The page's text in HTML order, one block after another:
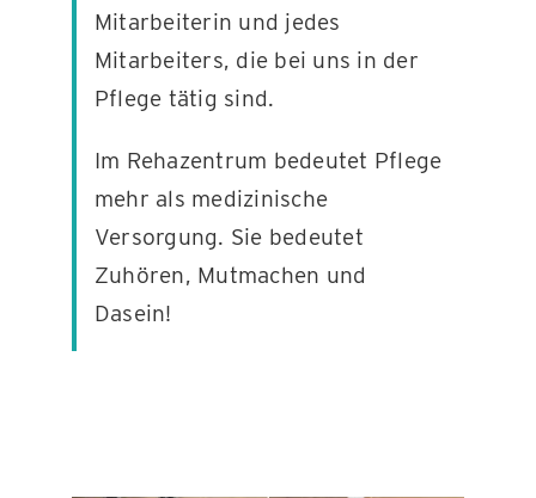
Mitarbeiterin und jedes
Mitarbeiters, die bei uns in der
Pflege tätig sind.
Im Rehazentrum bedeutet Pflege
mehr als medizinische
Versorgung. Sie bedeutet
Zuhören, Mutmachen und
Dasein!